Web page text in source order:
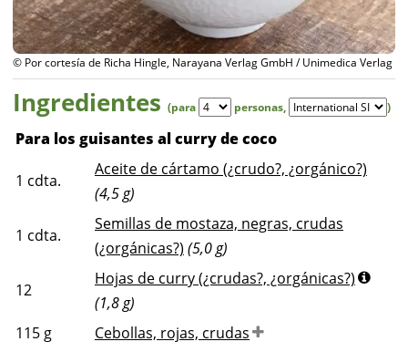
© Por cortesía de Richa Hingle, Narayana Verlag GmbH / Unimedica Verlag
Ingredientes (para personas, )
Para los guisantes al curry de coco
1 cdta.
Aceite de cártamo (¿crudo?, ¿orgánico?)
(4,5 g)
1 cdta.
Semillas de mostaza, negras, crudas
(¿orgánicas?) (5,0 g)
12
Hojas de curry (¿crudas?, ¿orgánicas?)
(1,8 g)
115 g
Cebollas, rojas, crudas